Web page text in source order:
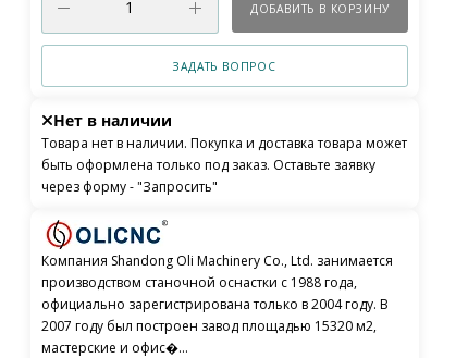
ДОБАВИТЬ В КОРЗИНУ
ЗАДАТЬ ВОПРОС
Нет в наличии
Товара нет в наличии. Покупка и доставка товара может
быть оформлена только под заказ. Оставьте заявку
через форму - "Запросить"
Компания Shandong Oli Machinery Co., Ltd. занимается
производством станочной оснастки с 1988 года,
официально зарегистрирована только в 2004 году. В
2007 году был построен завод площадью 15320 м2,
мастерские и офис�...